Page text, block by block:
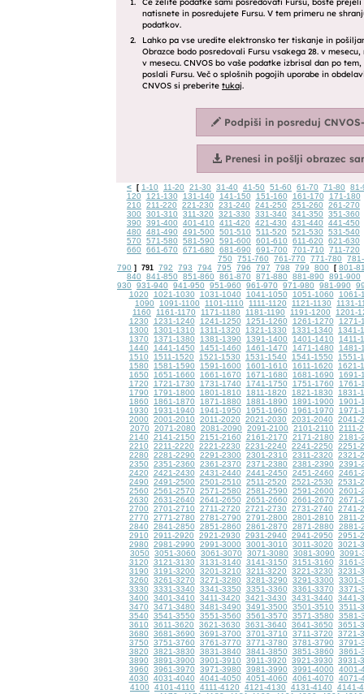
< [ 1-10 11-20 21-30 31-40 41-50 51-60 61-70 71-80
81-
120
121-130 131-140 141-150 151-160 161-170
171-180
210
211-220 221-230 231-240 241-250 251-260
261-270
300
301-310 311-320 321-330 331-340 341-350
351-360
390
391-400 401-410 411-420 421-430 431-440
441-450
480
481-490 491-500 501-510 511-520 521-530
531-540
570
571-580 581-590 591-600 601-610 611-620
621-630
660
661-670 671-680 681-690 691-700 701-710
711-720
750
751-760 761-770 771-780
781-
790 ] 791 792 793 794 795 796 797 798 799 800 [ 801-
840
841-850 851-860 861-870 871-880 881-890
891-900
930
931-940 941-950 951-960 961-970 971-980 981-990
1020
1021-1030 1031-1040 1041-1050 1051-1060
1061-
1090
1091-1100 1101-1110 1111-1120 1121-1130
1131-
1160
1161-1170 1171-1180 1181-1190 1191-1200
1201-
1230
1231-1240 1241-1250 1251-1260 1261-1270
1271-
1300
1301-1310 1311-1320 1321-1330 1331-1340
1341-
1370
1371-1380 1381-1390 1391-1400 1401-1410
1411-
1440
1441-1450 1451-1460 1461-1470 1471-1480
1481-
1510
1511-1520 1521-1530 1531-1540 1541-1550
1551-
1580
1581-1590 1591-1600 1601-1610 1611-1620
1621-
1650
1651-1660 1661-1670 1671-1680 1681-1690
1691-
1720
1721-1730 1731-1740 1741-1750 1751-1760
1761-
1790
1791-1800 1801-1810 1811-1820 1821-1830
1831-
1860
1861-1870 1871-1880 1881-1890 1891-1900
1901-
1930
1931-1940 1941-1950 1951-1960 1961-1970
1971-
2000
2001-2010 2011-2020 2021-2030 2031-2040
2041-
2070
2071-2080 2081-2090 2091-2100 2101-2110
2111-
2140
2141-2150 2151-2160 2161-2170 2171-2180
2181-
2210
2211-2220 2221-2230 2231-2240 2241-2250
2251-
2280
2281-2290 2291-2300 2301-2310 2311-2320
2321-
2350
2351-2360 2361-2370 2371-2380 2381-2390
2391-
2420
2421-2430 2431-2440 2441-2450 2451-2460
2461-
2490
2491-2500 2501-2510 2511-2520 2521-2530
2531-
2560
2561-2570 2571-2580 2581-2590 2591-2600
2601-
2630
2631-2640 2641-2650 2651-2660 2661-2670
2671-
2700
2701-2710 2711-2720 2721-2730 2731-2740
2741-
2770
2771-2780 2781-2790 2791-2800 2801-2810
2811-
2840
2841-2850 2851-2860 2861-2870 2871-2880
2881-
2910
2911-2920 2921-2930 2931-2940 2941-2950
2951-
2980
2981-2990 2991-3000 3001-3010 3011-3020
3021-
3050
3051-3060 3061-3070 3071-3080 3081-3090
3091-
3120
3121-3130 3131-3140 3141-3150 3151-3160
3161-
3190
3191-3200 3201-3210 3211-3220 3221-3230
3231-
3260
3261-3270 3271-3280 3281-3290 3291-3300
3301-
3330
3331-3340 3341-3350 3351-3360 3361-3370
3371-
3400
3401-3410 3411-3420 3421-3430 3431-3440
3441-
3470
3471-3480 3481-3490 3491-3500 3501-3510
3511-
3540
3541-3550 3551-3560 3561-3570 3571-3580
3581-
3610
3611-3620 3621-3630 3631-3640 3641-3650
3651-
3680
3681-3690 3691-3700 3701-3710 3711-3720
3721-
3750
3751-3760 3761-3770 3771-3780 3781-3790
3791-
3820
3821-3830 3831-3840 3841-3850 3851-3860
3861-
3890
3891-3900 3901-3910 3911-3920 3921-3930
3931-
3960
3961-3970 3971-3980 3981-3990 3991-4000
4001-
4030
4031-4040 4041-4050 4051-4060 4061-4070
4071-
4100
4101-4110 4111-4120 4121-4130 4131-4140
4141-